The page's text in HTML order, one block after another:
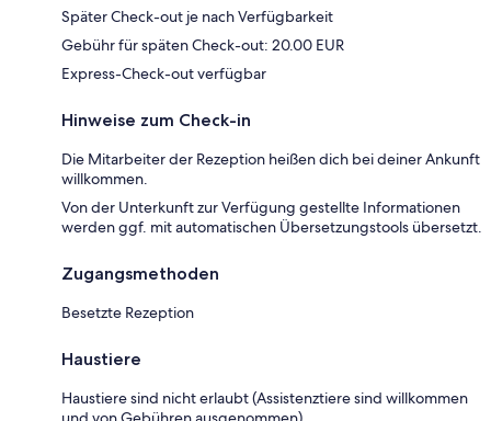
Später Check-out je nach Verfügbarkeit
Gebühr für späten Check-out: 20.00 EUR
Express-Check-out verfügbar
Hinweise zum Check-in
Die Mitarbeiter der Rezeption heißen dich bei deiner Ankunft
willkommen.
Von der Unterkunft zur Verfügung gestellte Informationen
werden ggf. mit automatischen Übersetzungstools übersetzt.
Zugangsmethoden
Besetzte Rezeption
Haustiere
Haustiere sind nicht erlaubt (Assistenztiere sind willkommen